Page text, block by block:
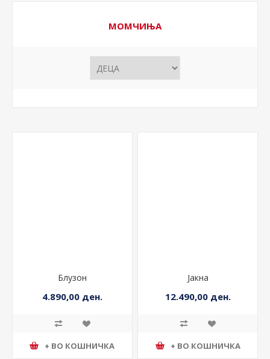
МОМЧИЊА
Блузон
4.890,00 ден.
+ ВО КОШНИЧКА
Јакна
12.490,00 ден.
+ ВО КОШНИЧКА